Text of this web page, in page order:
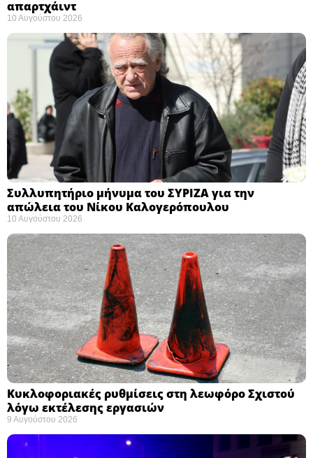
απαρτχάιντ ​
10 Αυγούστου 2026
Συλλυπητήριο μήνυμα του ΣΥΡΙΖΑ για την
απώλεια του Νίκου Καλογερόπουλου ​
10 Αυγούστου 2026
Κυκλοφοριακές ρυθμίσεις στη λεωφόρο Σχιστού
λόγω εκτέλεσης εργασιών
9 Αυγούστου 2026